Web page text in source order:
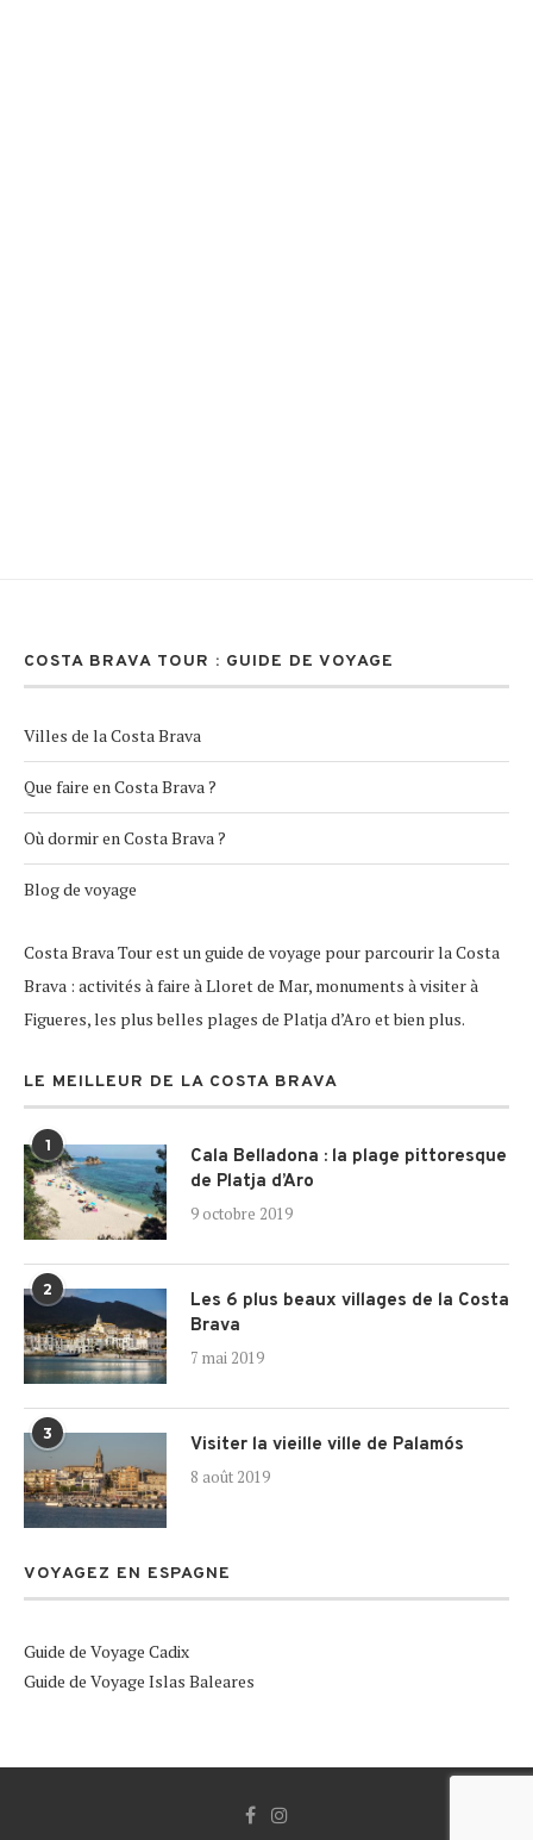
COSTA BRAVA TOUR : GUIDE DE VOYAGE
Villes de la Costa Brava
Que faire en Costa Brava ?
Où dormir en Costa Brava ?
Blog de voyage
Costa Brava Tour est un guide de voyage pour parcourir la Costa
Brava : activités à faire à Lloret de Mar, monuments à visiter à
Figueres, les plus belles plages de Platja d’Aro et bien plus.
LE MEILLEUR DE LA COSTA BRAVA
1
Cala Belladona : la plage pittoresque
de Platja d’Aro
9 octobre 2019
2
Les 6 plus beaux villages de la Costa
Brava
7 mai 2019
3 Visiter la vieille ville de Palamós
8 août 2019
VOYAGEZ EN ESPAGNE
Guide de Voyage Cadix
Guide de Voyage Islas Baleares